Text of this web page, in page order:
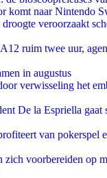
komt naar Nintendo
droogte veroorzaakt
ruim twee uur,
in augustus
verwisseling het
De la Espriella gaat
van pokerspel
zich voorbereiden op